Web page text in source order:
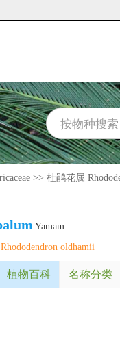
>> 杜鹃花属
Yamam.
oldhamii
植物百科 名称分类